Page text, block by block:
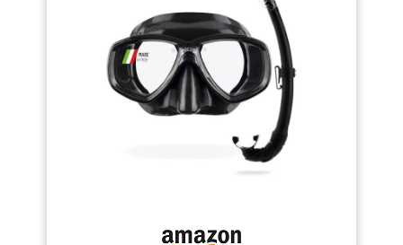
renfort en caoutchouc sur le
côté, ils sont particulièrement
stables. Ils sont ajustable à
différentes tailles de pieds.
Matériau haut de gamme -
confort et sécurité
supplémentaires:L'embouchure
en silicone de qualité
alimentaire, la jupe et les
problème,Remarque : veuillez
purge pour faciliter l'évacuation
de l'eau. Les palmes Tonga ont
une lame courte avec des
chaussons en caoutchouc et
des sangles réglables pour
s'adapter à différentes tailles
de pieds. Le set Tino Adventure
est conçu en Italie par Cressi et
fabriqué en Chine. Cressi est
une marque italienne pionnière
dans les équipements de
plongée sous-marine, d'apnée
et de snorkeling depuis 1946.